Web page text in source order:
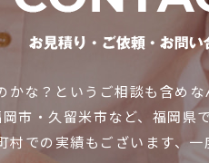
かな？というご相談も含め
市・久留米市など、福岡県
村での実績もございます、